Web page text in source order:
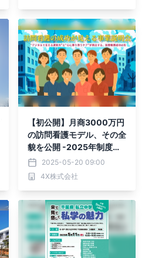
【初公開】月商3000万円
の訪問看護モデル、その全
貌を公開 -2025年制度変
化を見据えた 成功戦略セ
ミナーを無料開催-
2025-05-20 09:00
4X株式会社